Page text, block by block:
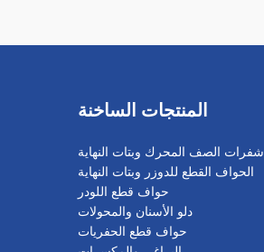
المنتجات الساخنة
شفرات الصف المحرك وبتات النهاية
الحواف القطع للدوزر وبتات النهاية
حواف قطع اللودر
دلو الأسنان والمحولات
حواف قطع الحفريات